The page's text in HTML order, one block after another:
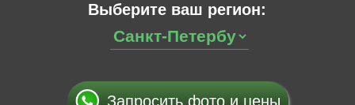
Выберите ваш регион:
Запросить фото и цены